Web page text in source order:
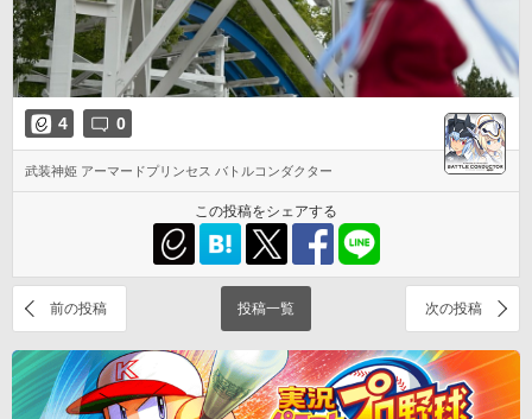
4 0
武装神姫 アーマードプリンセス バトルコンダクター
この投稿をシェアする
前の投稿 投稿一覧 次の投稿